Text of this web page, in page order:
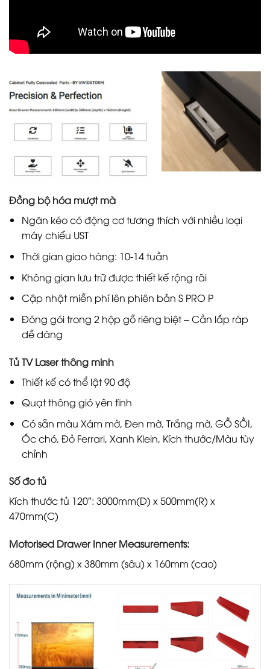
Đồng bộ hóa mượt mà
Ngăn kéo có động cơ tương thích với nhiều loại
máy chiếu UST
Thời gian giao hàng: 10-14 tuần
Không gian lưu trữ được thiết kế rộng rãi
Cập nhật miễn phí lên phiên bản S PRO P
Đóng gói trong 2 hộp gỗ riêng biệt – Cần lắp ráp
dễ dàng
Tủ TV Laser thông minh
Thiết kế có thể lật 90 độ
Quạt thông gió yên tĩnh
Có sẵn màu Xám mờ, Đen mờ, Trắng mờ, GỖ SỒI,
Óc chó, Đỏ Ferrari, Xanh Klein, Kích thước/Màu tùy
chỉnh
Số đo tủ
Kích thước tủ 120″: 3000mm(D) x 500mm(R) x
470mm(C)
Motorised Drawer Inner Measurements:
680mm (rộng) x 380mm (sâu) x 160mm (cao)